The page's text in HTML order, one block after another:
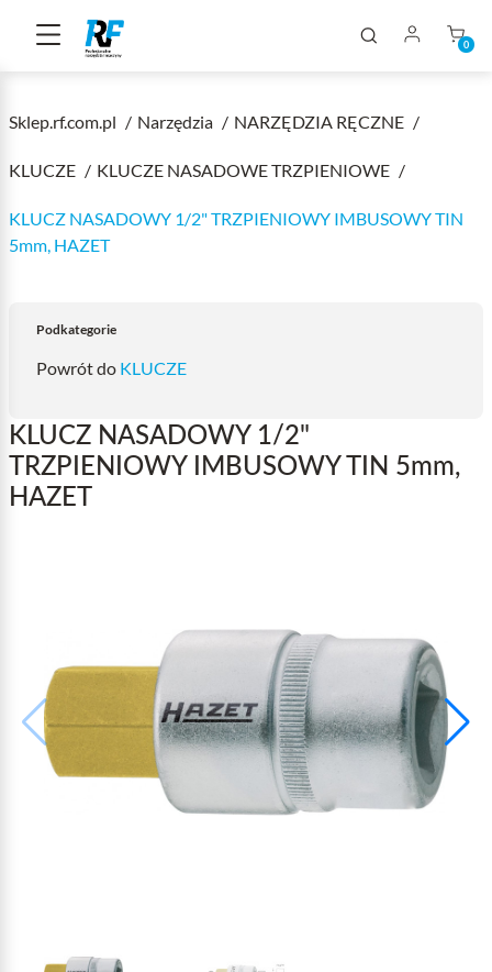
0
Sklep.rf.com.pl Narzędzia NARZĘDZIA RĘCZNE
KLUCZE KLUCZE NASADOWE TRZPIENIOWE
KLUCZ NASADOWY 1/2" TRZPIENIOWY IMBUSOWY TIN
5mm, HAZET
Podkategorie
Powrót do KLUCZE
KLUCZ NASADOWY 1/2"
TRZPIENIOWY IMBUSOWY TIN 5mm,
HAZET